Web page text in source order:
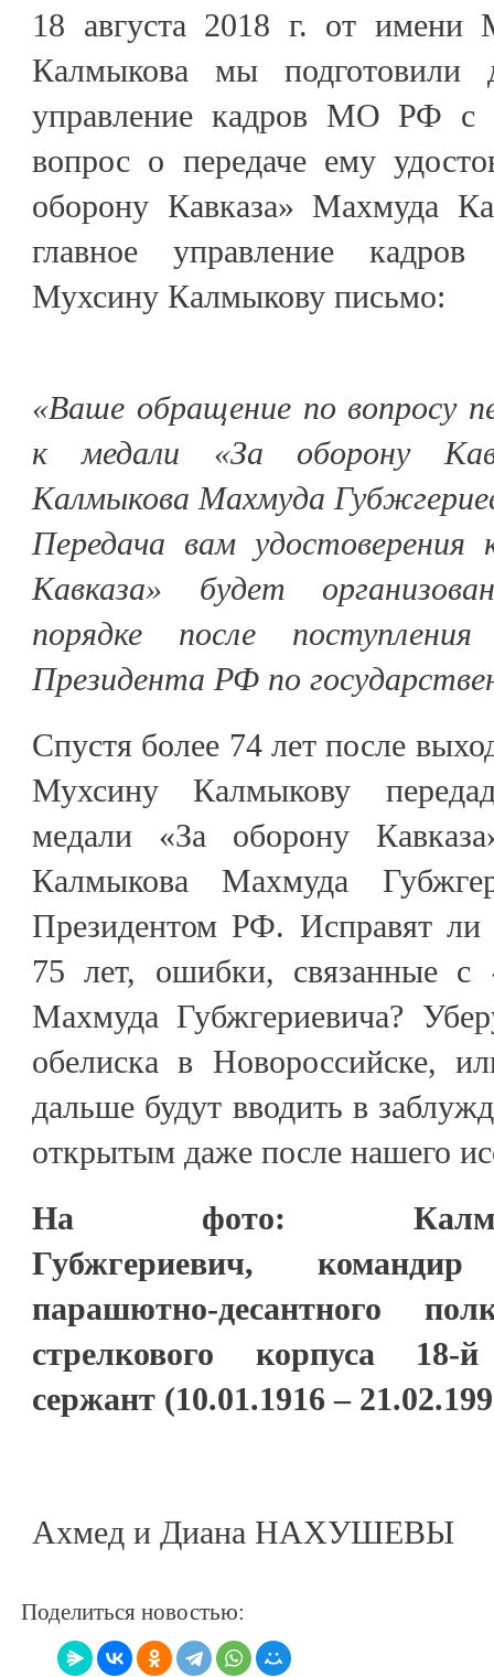
18 августа 2018 г. от имени
Калмыкова мы подготовили
управление кадров МО РФ с
вопрос о передаче ему
оборону Кавказа» Махмуда
главное управление
Мухсину Калмыкову письмо:
«Ваше обращение по вопросу
к медали «За оборону
Калмыкова Махмуда
Передача вам удостоверения
Кавказа» будет
порядке после
Президента РФ по
Спустя более 74 лет после
Мухсину Калмыкову
медали «За оборону
Калмыкова Махмуда
Президентом РФ. Исправят ли
75 лет, ошибки, связанные с
Махмуда Губжгериевича?
обелиска в Новороссийске,
дальше будут вводить в
открытым даже после нашего
На фото:
Губжгериевич,
парашютно-десантного
стрелкового корпуса 18-
сержант (10.01.1916 –
Ахмед и Диана НАХУШЕВЫ
Поделиться новостью: